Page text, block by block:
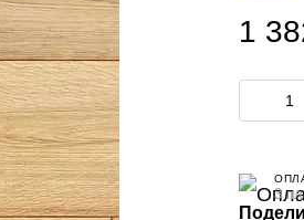
1
3